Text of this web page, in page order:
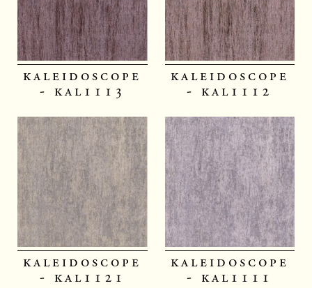
kaleidoscope
- kal1113
kaleidoscope
- kal1112
kaleidoscope
- kal1121
kaleidoscope
- kal1111